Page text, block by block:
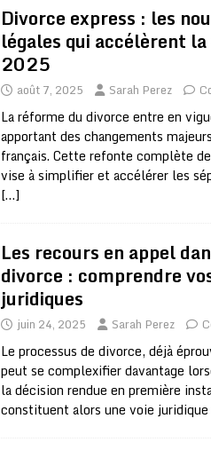
Divorce express : les
légales qui accélèrent
2025
août 7, 2025 Sarah Perez
La réforme du divorce entre en
apportant des changements
français. Cette refonte complète
vise à simplifier et accélérer les
[…]
Les recours en appel
divorce : comprendre
juridiques
juin 24, 2025 Sarah Perez
Le processus de divorce, déjà
peut se complexifier davantage
la décision rendue en première
constituent alors une voie